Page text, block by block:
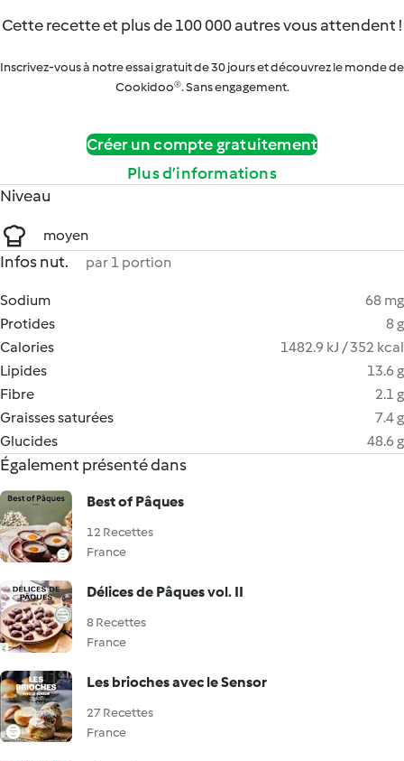
Cette recette et plus de 100 000 autres vous attendent !
Inscrivez-vous à notre essai gratuit de 30 jours et découvrez le monde de
Cookidoo®. Sans engagement.
Créer un compte gratuitement
Plus d’informations
Niveau
moyen
Infos nut. par 1 portion
Sodium
68 mg
Protides
8 g
Calories
1482.9 kJ / 352 kcal
Lipides
13.6 g
Fibre
2.1 g
Graisses saturées
7.4 g
Glucides
48.6 g
Également présenté dans
Best of Pâques
12 Recettes
France
Délices de Pâques vol. II
8 Recettes
France
Les brioches avec le Sensor
27 Recettes
France